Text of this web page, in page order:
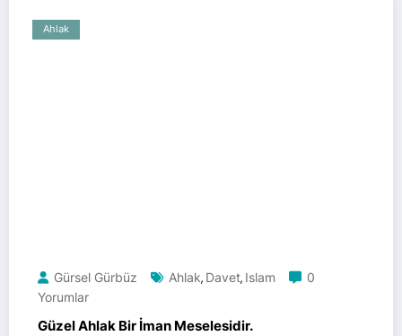
Ahlak
Gürsel Gürbüz Ahlak, Davet, Islam
0
Yorumlar
Güzel Ahlak Bir İman Meselesidir.